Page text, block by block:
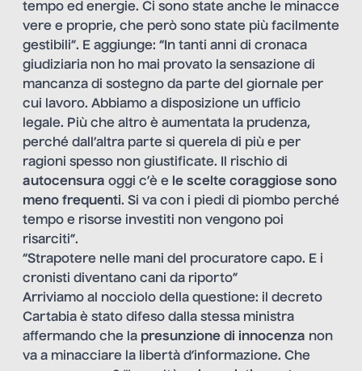
tempo ed energie. Ci sono state anche le minacce
vere e proprie, che però sono state più facilmente
gestibili”. E aggiunge: “In tanti anni di cronaca
giudiziaria non ho mai provato la sensazione di
mancanza di sostegno da parte del giornale per
cui lavoro. Abbiamo a disposizione un ufficio
legale. Più che altro è aumentata la prudenza,
perché dall’altra parte si querela di più e per
ragioni spesso non giustificate. Il rischio di
autocensura oggi c’è e le scelte coraggiose sono
meno frequenti. Si va con i piedi di piombo perché
tempo e risorse investiti non vengono poi
risarciti”.
“Strapotere nelle mani del procuratore capo. E i
cronisti diventano cani da riporto”
Arriviamo al nocciolo della questione: il decreto
Cartabia è stato difeso dalla stessa ministra
affermando che la presunzione di innocenza non
va a minacciare la libertà d’informazione. Che